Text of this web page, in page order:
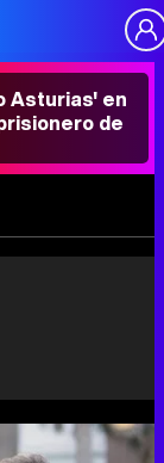
Asturias' en
de